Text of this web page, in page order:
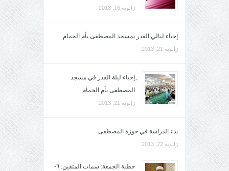
ژانویه 16, 2013
إحياء ليالي القدر بمسجد المصطفى بأم الحمام
ژانویه 21, 2013
ِإحياء ليلة القدر في مسجد
المصطفى بأم الحمام
ژانویه 21, 2013
بدء الدراسة في حوزة المصطفى
ژانویه 22, 2013
خطبة الجمعة: سمات المتقين: ٦-